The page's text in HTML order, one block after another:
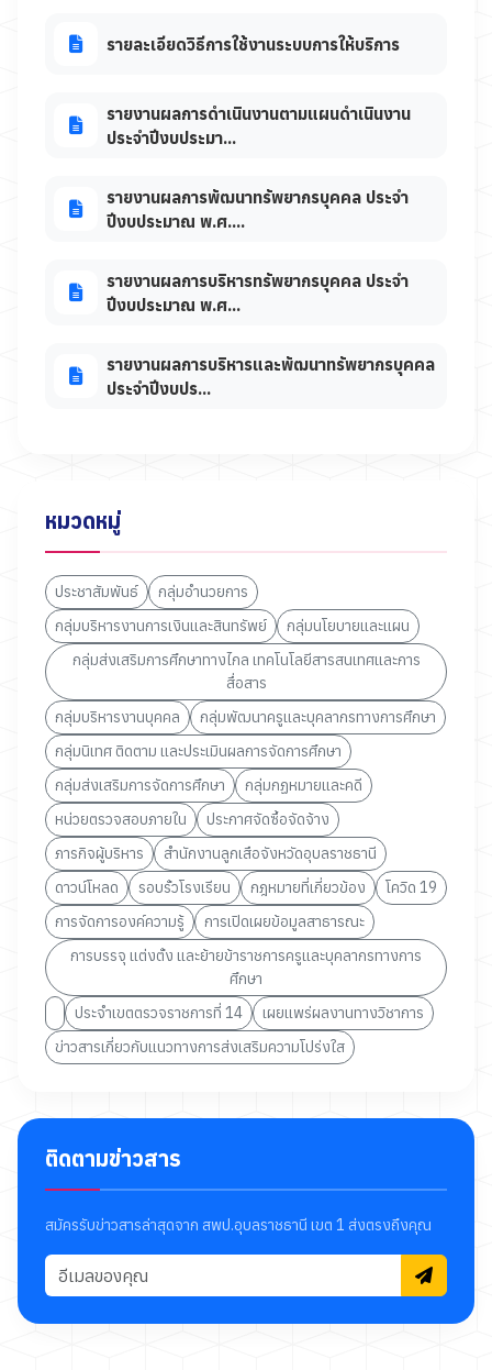
รายละเอียดวิธีการใช้งานระบบการให้บริการ
รายงานผลการดำเนินงานตามแผนดำเนินงาน
ประจำปีงบประมา...
รายงานผลการพัฒนาทรัพยากรบุคคล ประจำ
ปีงบประมาณ พ.ศ....
รายงานผลการบริหารทรัพยากรบุคคล ประจำ
ปีงบประมาณ พ.ศ...
รายงานผลการบริหารและพัฒนาทรัพยากรบุคคล
ประจำปีงบปร...
หมวดหมู่
ประชาสัมพันธ์
กลุ่มอำนวยการ
กลุ่มบริหารงานการเงินและสินทรัพย์
กลุ่มนโยบายและแผน
กลุ่มส่งเสริมการศึกษาทางไกล เทคโนโลยีสารสนเทศและการ
สื่อสาร
กลุ่มบริหารงานบุคคล
กลุ่มพัฒนาครูและบุคลากรทางการศึกษา
กลุ่มนิเทศ ติดตาม และประเมินผลการจัดการศึกษา
กลุ่มส่งเสริมการจัดการศึกษา
กลุ่มกฏหมายและคดี
หน่วยตรวจสอบภายใน
ประกาศจัดซื้อจัดจ้าง
ภารกิจผู้บริหาร
สำนักงานลูกเสือจังหวัดอุบลราชธานี
ดาวน์โหลด
รอบรั้วโรงเรียน กฎหมายที่เกี่ยวข้อง
โควิด 19
การจัดการองค์ความรู้
การเปิดเผยข้อมูลสาธารณะ
การบรรจุ แต่งตั้ง และย้ายข้าราชการครูและบุคลากรทางการ
ศึกษา
ประจำเขตตรวจราชการที่ 14
เผยแพร่ผลงานทางวิชาการ
ข่าวสารเกี่ยวกับแนวทางการส่งเสริมความโปร่งใส
ติดตามข่าวสาร
สมัครรับข่าวสารล่าสุดจาก สพป.อุบลราชธานี เขต 1 ส่งตรงถึงคุณ